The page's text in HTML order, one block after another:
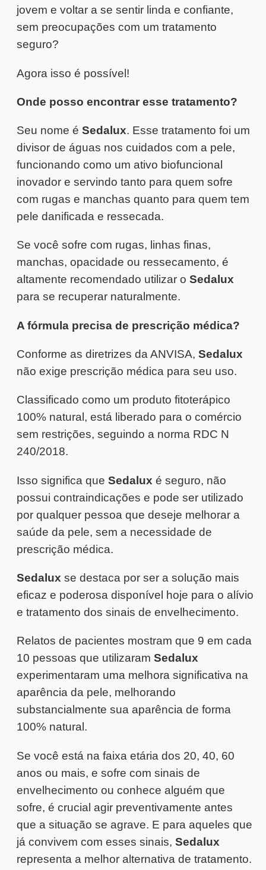
jovem e voltar a se sentir linda e confiante,
sem preocupações com um tratamento
seguro?
Agora isso é possível!
Onde posso encontrar esse tratamento?
Seu nome é Sedalux. Esse tratamento foi um
divisor de águas nos cuidados com a pele,
funcionando como um ativo biofuncional
inovador e servindo tanto para quem sofre
com rugas e manchas quanto para quem tem
pele danificada e ressecada.
Se você sofre com rugas, linhas finas,
manchas, opacidade ou ressecamento, é
altamente recomendado utilizar o Sedalux
para se recuperar naturalmente.
A fórmula precisa de prescrição médica?
Conforme as diretrizes da ANVISA, Sedalux
não exige prescrição médica para seu uso.
Classificado como um produto fitoterápico
100% natural, está liberado para o comércio
sem restrições, seguindo a norma RDC N
240/2018.
Isso significa que Sedalux é seguro, não
possui contraindicações e pode ser utilizado
por qualquer pessoa que deseje melhorar a
saúde da pele, sem a necessidade de
prescrição médica.
Sedalux se destaca por ser a solução mais
eficaz e poderosa disponível hoje para o alívio
e tratamento dos sinais de envelhecimento.
Relatos de pacientes mostram que 9 em cada
10 pessoas que utilizaram Sedalux
experimentaram uma melhora significativa na
aparência da pele, melhorando
substancialmente sua aparência de forma
100% natural.
Se você está na faixa etária dos 20, 40, 60
anos ou mais, e sofre com sinais de
envelhecimento ou conhece alguém que
sofre, é crucial agir preventivamente antes
que a situação se agrave. E para aqueles que
já convivem com esses sinais, Sedalux
representa a melhor alternativa de tratamento.